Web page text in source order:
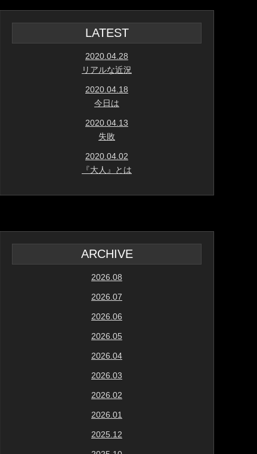
LATEST
2020.04.28
リアルな近況
2020.04.18
今日は
2020.04.13
失敗
2020.04.02
『大人』とは
ARCHIVE
2026.08
2026.07
2026.06
2026.05
2026.04
2026.03
2026.02
2026.01
2025.12